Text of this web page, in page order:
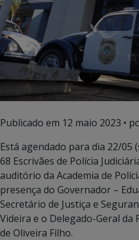
Publicado em 12 maio 2023 •
Está agendado para dia 22/05
68 Escrivães de Polícia
auditório da Academia de
presença do Governador –
Secretário de Justiça e
Videira e o Delegado-Geral da
de Oliveira Filho.